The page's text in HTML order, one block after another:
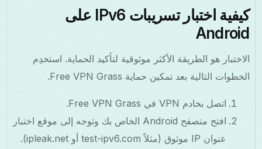
كيفية اختبار تسريبات IPv6 على
Android
الاختبار هو الطريقة الأكثر موثوقية لتأكيد الحماية. استخدِم
الخطوات التالية بعد تمكين حماية Free VPN Grass.
اتصل بخادم VPN في Free VPN Grass.
افتح متصفح Android الخاص بك وتوجه إلى موقع اختبار
عنوان IP موثوق (مثلاً test-ipv6.com أو ipleak.net).